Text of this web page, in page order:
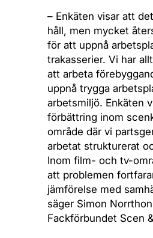
– Enkäten visar att
håll, men mycket
för att uppnå
trakasserier. Vi har
att arbeta
uppnå trygga
arbetsmiljö. Enkäten
förbättring inom
område där vi
arbetat strukturerat
Inom film- och tv-
att problemen
jämförelse med
säger Simon
Fackförbundet Scen